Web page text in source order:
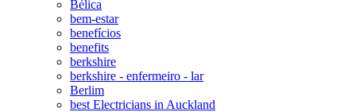
Bélica
bem-estar
benefícios
benefits
berkshire
berkshire - enfermeiro - lar
Berlim
best Electricians in Auckland